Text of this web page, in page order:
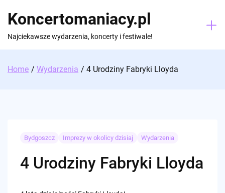
content
Koncertomaniacy.pl
Najciekawsze wydarzenia, koncerty i festiwale!
Home Wydarzenia 4 Urodziny Fabryki Lloyda
Bydgoszcz Imprezy w okolicy dzisiaj Wydarzenia
4 Urodziny Fabryki Lloyda